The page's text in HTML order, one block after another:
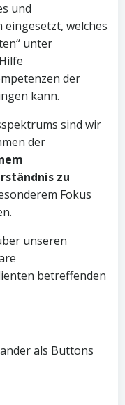
und
welches
unter
der
kann.
sind wir
der
zu
Fokus
unseren
betreffenden
als Buttons